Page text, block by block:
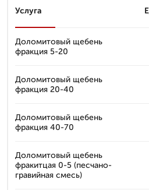
Услуга
Доломитовый щебень
фракция 5-20
Доломитовый щебень
фракция 20-40
Доломитовый щебень
фракция 40-70
Доломитовый щебень
фракитцая 0-5 (песчано-
гравийная смесь)